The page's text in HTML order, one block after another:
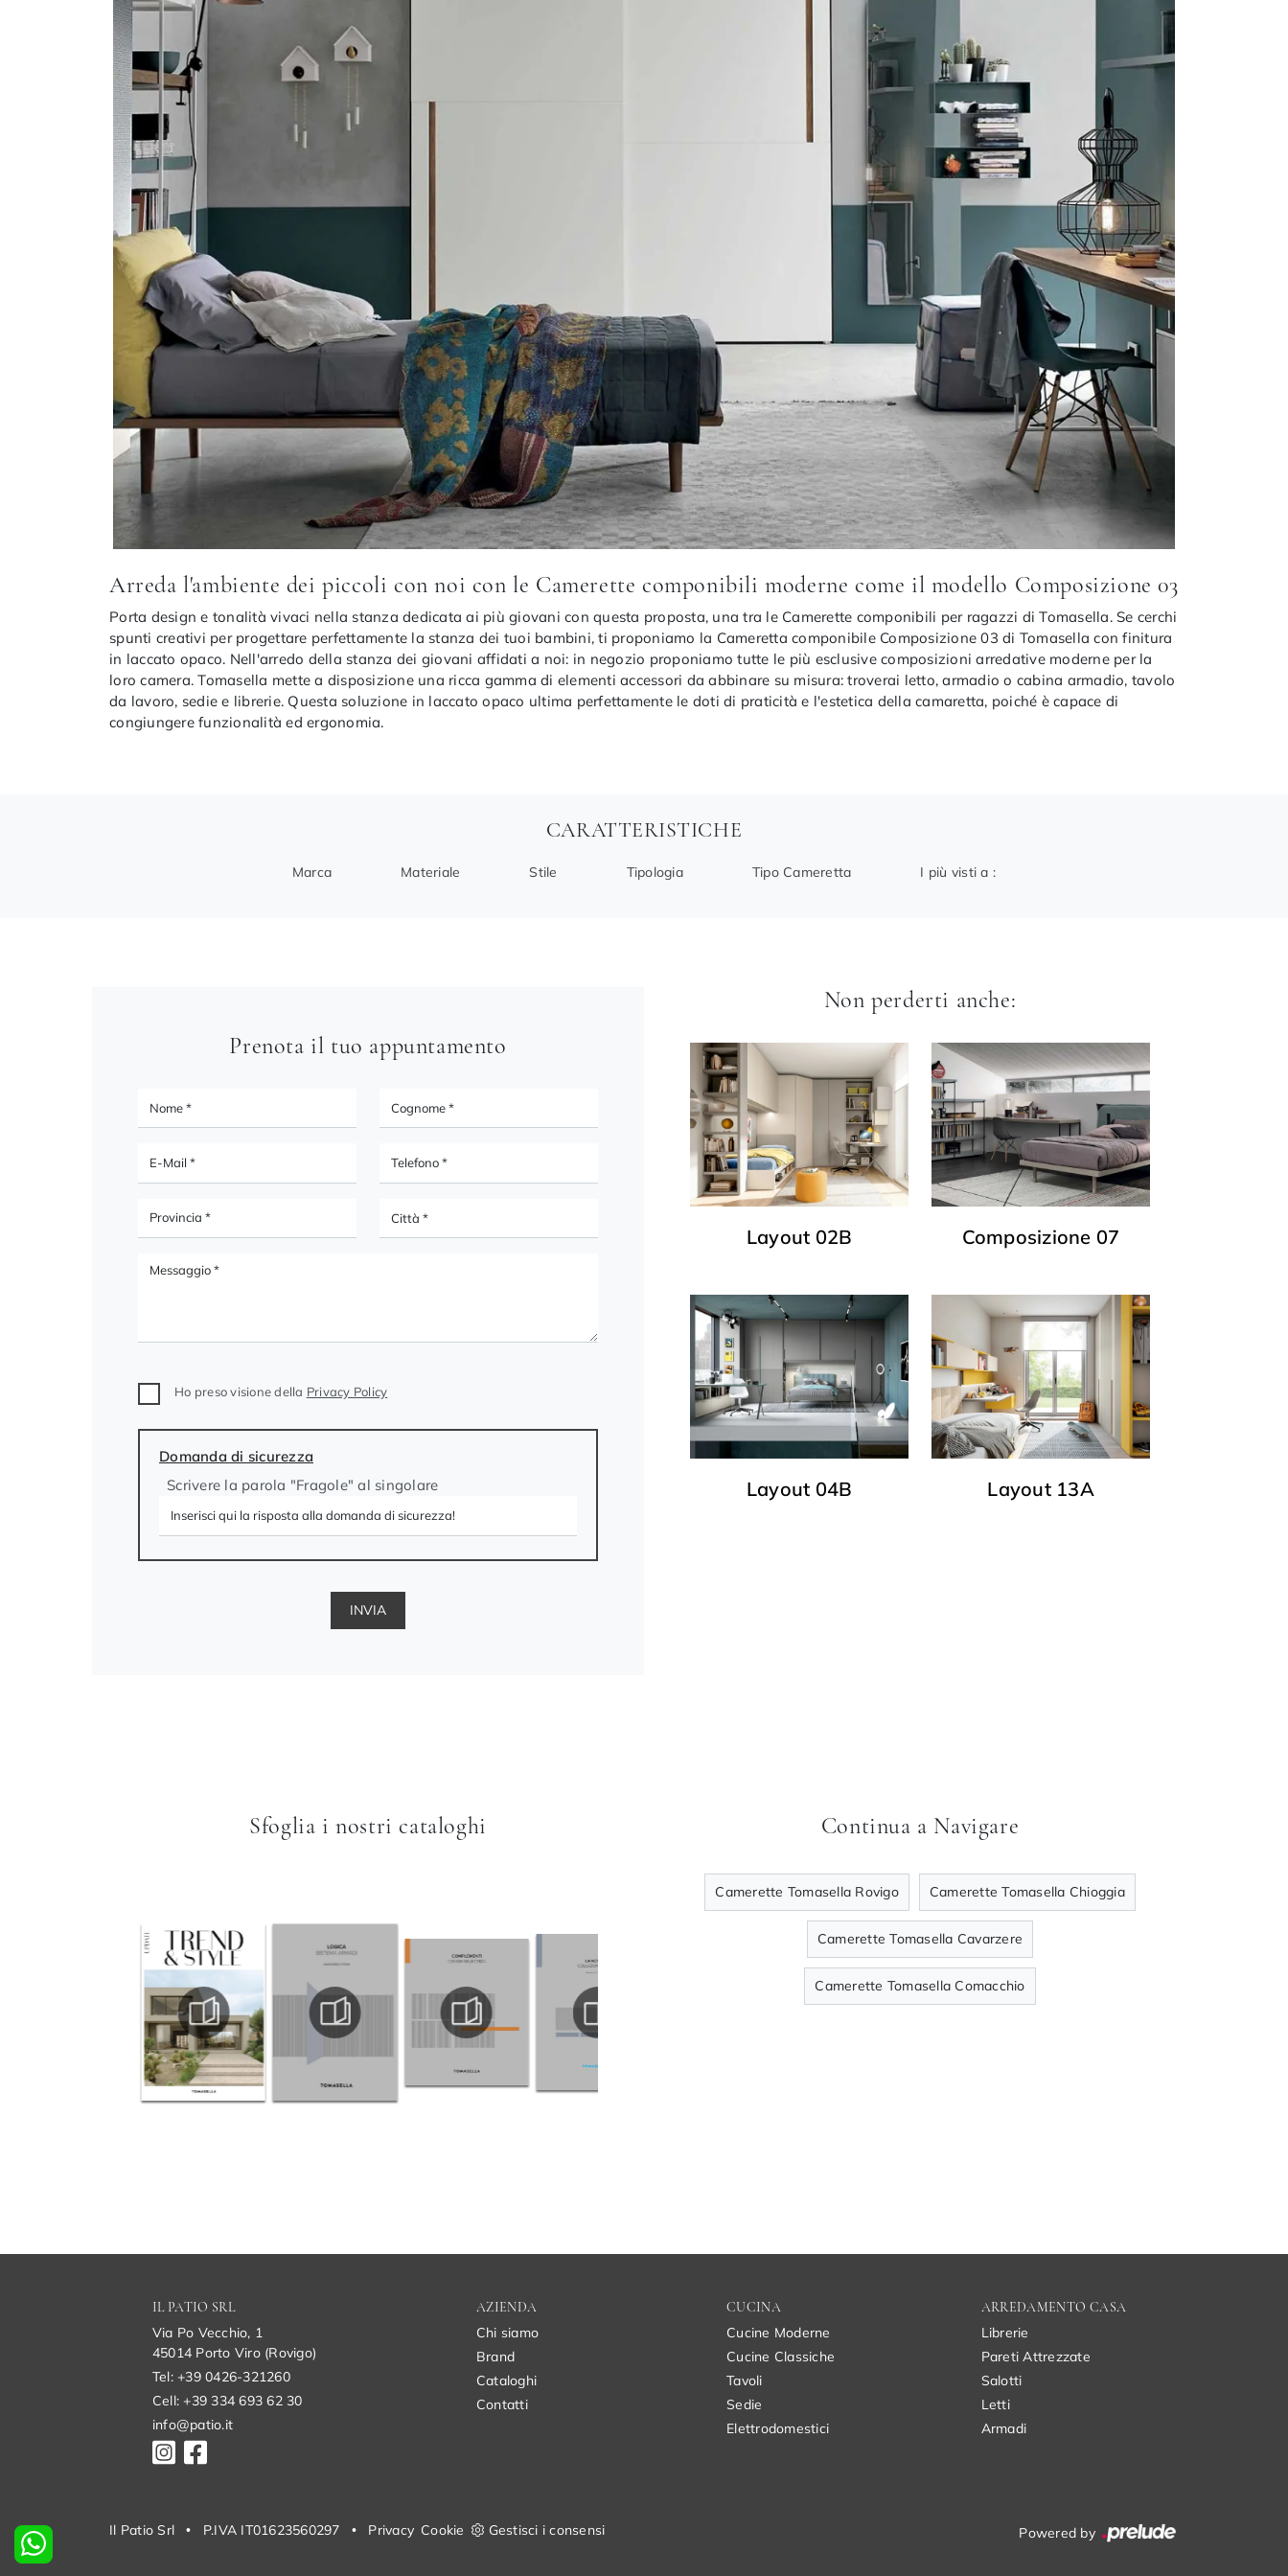
Arreda l'ambiente dei piccoli con noi con le Camerette componibili moderne come il modello Composizione 03
Porta design e tonalità vivaci nella stanza dedicata ai più giovani con questa proposta, una tra le Camerette componibili per ragazzi di Tomasella. Se cerchi
spunti creativi per progettare perfettamente la stanza dei tuoi bambini, ti proponiamo la Cameretta componibile Composizione 03 di Tomasella con finitura
in laccato opaco. Nell'arredo della stanza dei giovani affidati a noi: in negozio proponiamo tutte le più esclusive composizioni arredative moderne per la
loro camera. Tomasella mette a disposizione una ricca gamma di elementi accessori da abbinare su misura: troverai letto, armadio o cabina armadio, tavolo
da lavoro, sedie e librerie. Questa soluzione in laccato opaco ultima perfettamente le doti di praticità e l'estetica della camaretta, poiché è capace di
congiungere funzionalità ed ergonomia.
CARATTERISTICHE
Marca Materiale Stile Tipologia Tipo Cameretta I più visti a :
Prenota il tuo appuntamento
Ho preso visione della Privacy Policy
Domanda di sicurezza
Scrivere la parola "Fragole" al singolare
INVIA
Non perderti anche:
Layout 02B Composizione 07
Layout 04B Layout 13A
Sfoglia i nostri cataloghi Continua a Navigare
Camerette Tomasella Rovigo Camerette Tomasella Chioggia
Camerette Tomasella Cavarzere
Camerette Tomasella Comacchio
IL PATIO SRL
Via Po Vecchio, 1
45014 Porto Viro (Rovigo)
Tel: +39 0426-321260
Cell: +39 334 693 62 30
info@patio.it
AZIENDA
Chi siamo
Brand
Cataloghi
Contatti
CUCINA
Cucine Moderne
Cucine Classiche
Tavoli
Sedie
Elettrodomestici
ARREDAMENTO CASA
Librerie
Pareti Attrezzate
Salotti
Letti
Armadi
Il Patio Srl • P.IVA IT01623560297 • Privacy Cookie Gestisci i consensi Powered by